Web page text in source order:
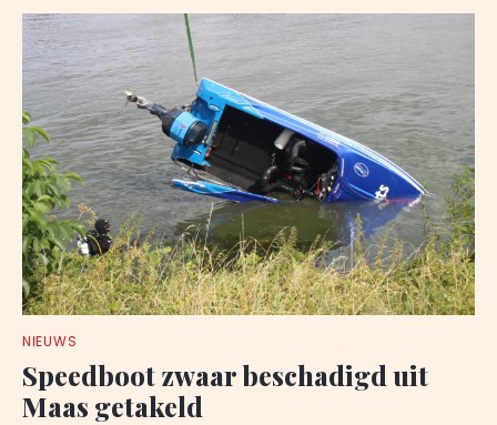
NIEUWS
Speedboot zwaar beschadigd uit
Maas getakeld